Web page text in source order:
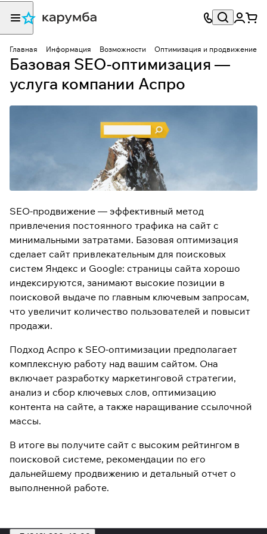
Главная Информация Возможности Оптимизация и продвижение
Базовая SEO-оптимизация —
услуга компании Аспро
SEO-продвижение — эффективный метод
привлечения постоянного трафика на сайт с
минимальными затратами. Базовая оптимизация
сделает сайт привлекательным для поисковых
систем Яндекс и Google: страницы сайта хорошо
индексируются, занимают высокие позиции в
поисковой выдаче по главным ключевым запросам,
что увеличит количество пользователей и повысит
продажи.
Подход Аспро к SEO-оптимизации предполагает
комплексную работу над вашим сайтом. Она
включает разработку маркетинговой стратегии,
анализ и сбор ключевых слов, оптимизацию
контента на сайте, а также наращивание ссылочной
массы.
В итоге вы получите сайт с высоким рейтингом в
поисковой системе, рекомендации по его
дальнейшему продвижению и детальный отчет о
выполненной работе.